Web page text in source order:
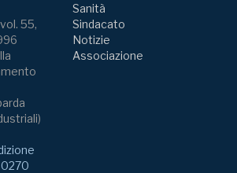
55,
Sanità
Sindacato
Notizie
Associazione